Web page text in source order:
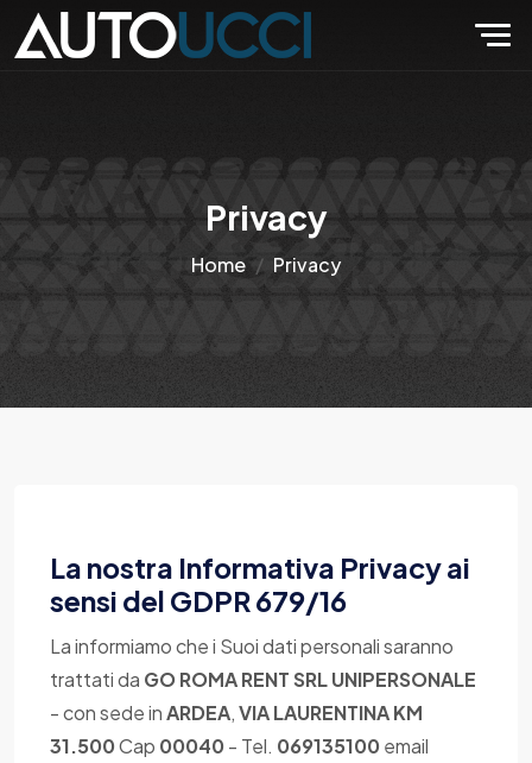
Privacy
Home Privacy
La nostra Informativa Privacy ai
sensi del GDPR 679/16
La informiamo che i Suoi dati personali saranno
trattati da GO ROMA RENT SRL UNIPERSONALE
- con sede inARDEA,VIA LAURENTINA KM
31.500Cap 00040 - Tel. 069135100 email